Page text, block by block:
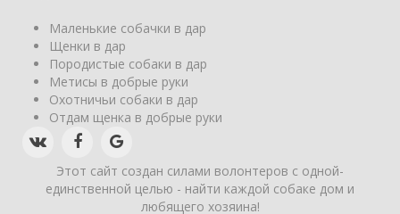
Маленькие собачки в дар
Щенки в дар
Породистые собаки в дар
Метисы в добрые руки
Охотничьи собаки в дар
Отдам щенка в добрые руки
Этот сайт создан силами волонтеров с одной-
единственной целью - найти каждой собаке дом и
любящего хозяина!